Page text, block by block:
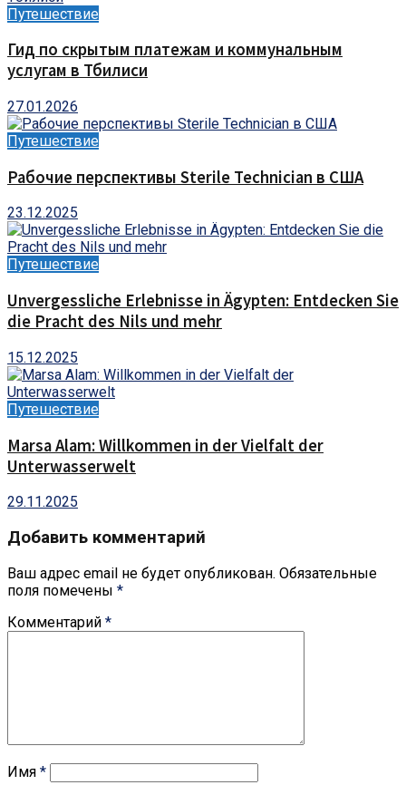
Путешествие
Гид по скрытым платежам и коммунальным
услугам в Тбилиси
27.01.2026
Путешествие
Рабочие перспективы Sterile Technician в США
23.12.2025
Путешествие
Unvergessliche Erlebnisse in Ägypten: Entdecken Sie
die Pracht des Nils und mehr
15.12.2025
Путешествие
Marsa Alam: Willkommen in der Vielfalt der
Unterwasserwelt
29.11.2025
Добавить комментарий
Ваш адрес email не будет опубликован. Обязательные
поля помечены *
Комментарий *
Имя *